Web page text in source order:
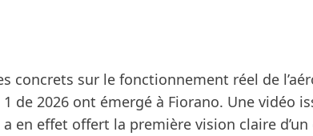
concrets sur le fonctionnement réel de
de 2026 ont émergé à Fiorano. Une vidéo
en effet offert la première vision claire